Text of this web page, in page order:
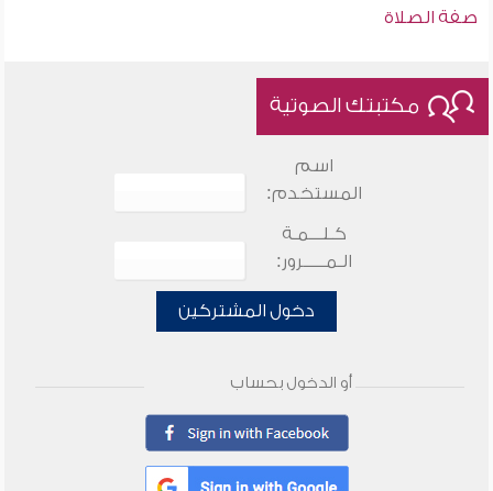
صفة الصلاة
مكتبتك الصوتية
اسم
المستخدم:
كـلـــمـة
الـمـــــرور:
دخول المشتركين
أو الدخول بحساب